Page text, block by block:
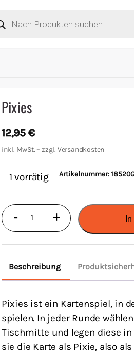
Pixies
12,95€
inkl. MwSt. – zzgl. Versandkosten
1 vorrätig Artikelnummer:
-
Pixies+
Beschreibung
Pixies ist ein Kartenspiel, in
spielen. In jeder Runde
Tischmitte und legen diese in
sie die Karte als Pixie, also